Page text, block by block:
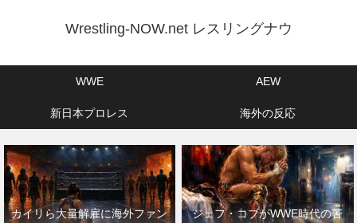
Wrestling-NOW.net レスリングナウ
WWE AEW
新日本プロレス 海外の反応
カイリら大量解雇に海外ファン
ジェフ・コブがWWE時代の苦